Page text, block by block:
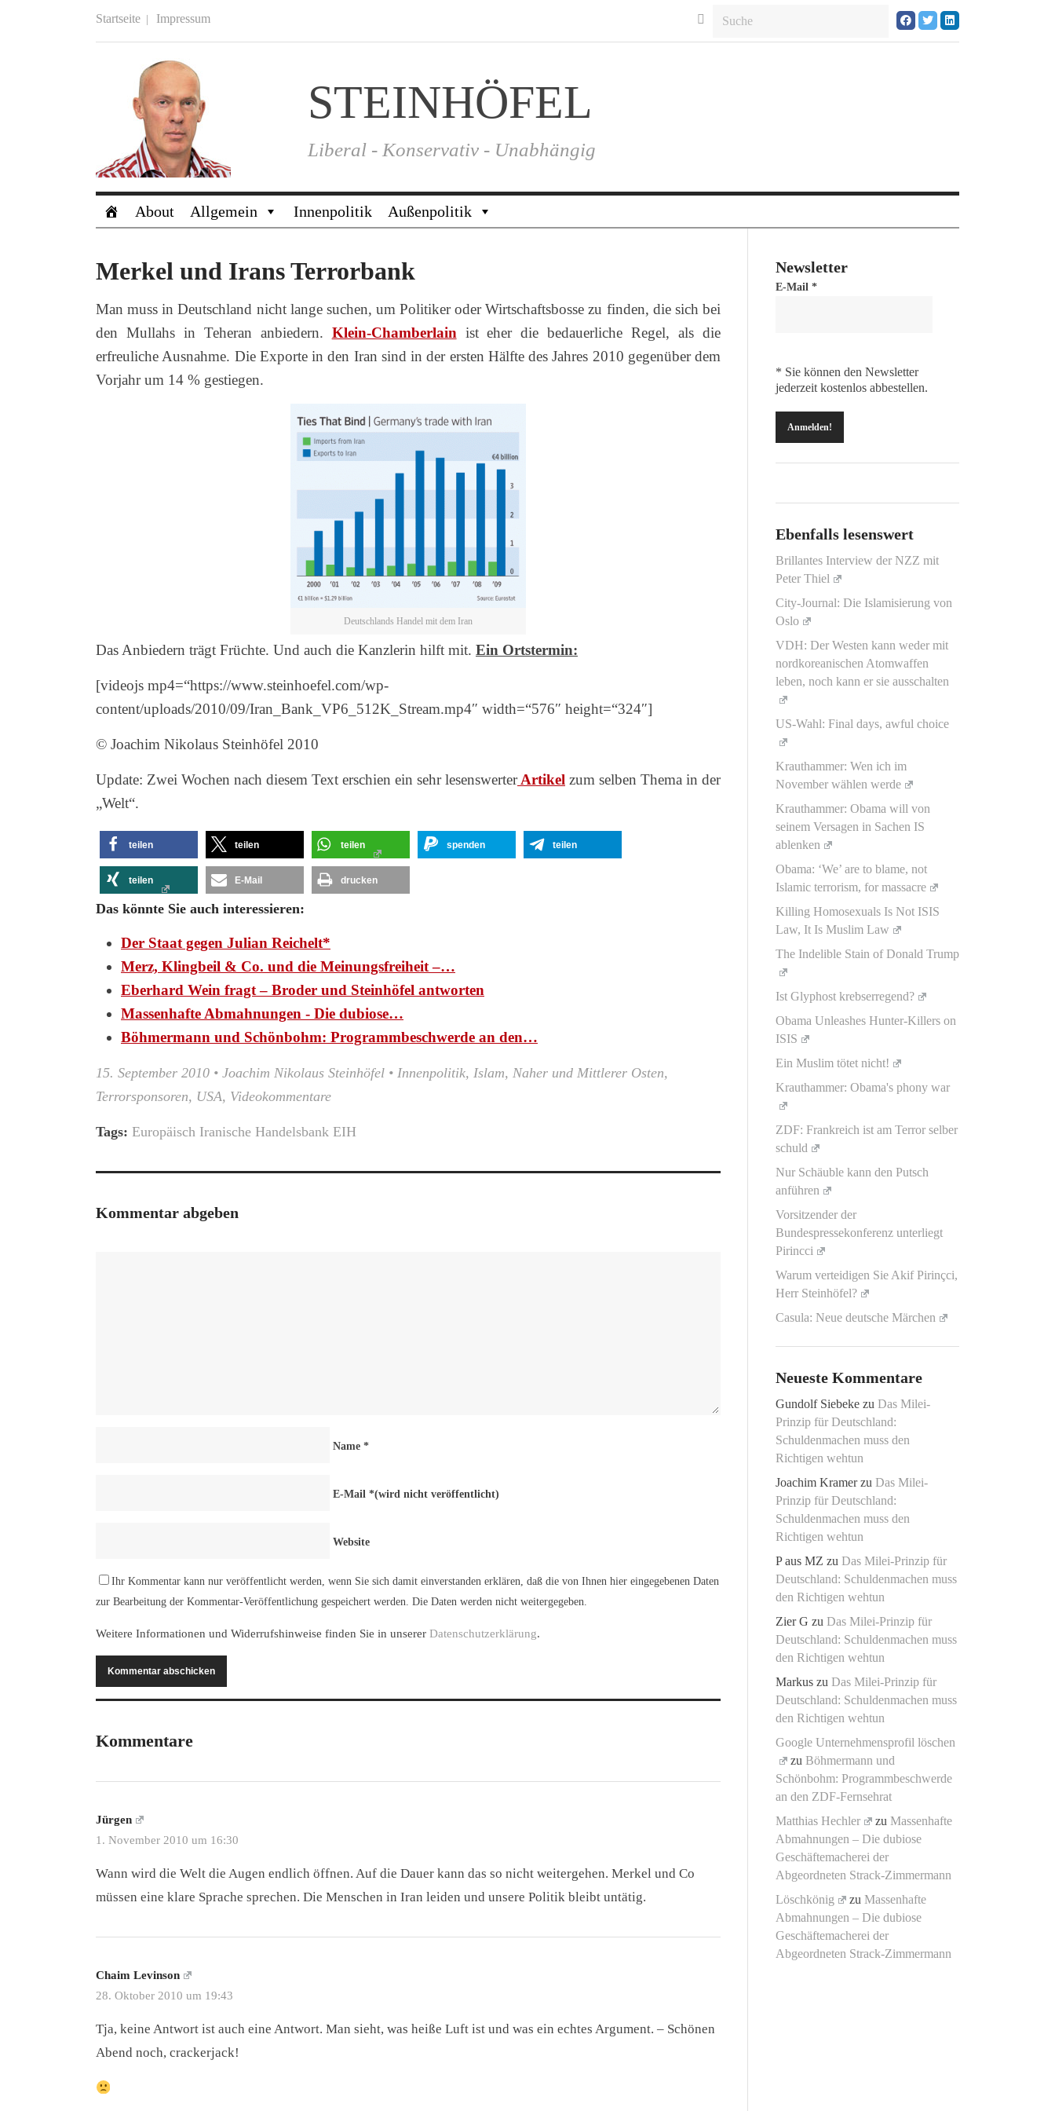
Startseite Impressum
STEINHÖFEL
Liberal - Konservativ - Unabhängig
About Allgemein Innenpolitik Außenpolitik
Merkel und Irans Terrorbank
Man muss in Deutschland nicht lange suchen, um Politiker oder Wirtschaftsbosse zu finden, die sich bei
den Mullahs in Teheran anbiedern. Klein-Chamberlain ist eher die bedauerliche Regel, als die
erfreuliche Ausnahme. Die Exporte in den Iran sind in der ersten Hälfte des Jahres 2010 gegenüber dem
Vorjahr um 14 % gestiegen.
Deutschlands Handel mit dem Iran
Das Anbiedern trägt Früchte. Und auch die Kanzlerin hilft mit. Ein Ortstermin:
[videojs mp4=“https://www.steinhoefel.com/wp-
content/uploads/2010/09/Iran_Bank_VP6_512K_Stream.mp4″ width=“576″ height=“324″]
© Joachim Nikolaus Steinhöfel 2010
Update: Zwei Wochen nach diesem Text erschien ein sehr lesenswerterArtikel zum selben Thema in der
„Welt“.
teilen teilen teilen spenden teilen
teilen E-Mail drucken
Das könnte Sie auch interessieren:
Der Staat gegen Julian Reichelt*
Merz, Klingbeil & Co. und die Meinungsfreiheit –…
Eberhard Wein fragt – Broder und Steinhöfel antworten
Massenhafte Abmahnungen - Die dubiose…
Böhmermann und Schönbohm: Programmbeschwerde an den…
15. September 2010 • Joachim Nikolaus Steinhöfel • Innenpolitik, Islam, Naher und Mittlerer Osten,
Terrorsponsoren, USA, Videokommentare
Tags: Europäisch Iranische Handelsbank EIH
Kommentar abgeben
Name *
E-Mail *(wird nicht veröffentlicht)
Website
Ihr Kommentar kann nur veröffentlicht werden, wenn Sie sich damit einverstanden erklären, daß die von Ihnen hier eingegebenen Daten
zur Bearbeitung der Kommentar-Veröffentlichung gespeichert werden. Die Daten werden nicht weitergegeben.
Weitere Informationen und Widerrufshinweise finden Sie in unserer Datenschutzerklärung.
Kommentare
Jürgen
1. November 2010 um 16:30
Wann wird die Welt die Augen endlich öffnen. Auf die Dauer kann das so nicht weitergehen. Merkel und Co
müssen eine klare Sprache sprechen. Die Menschen in Iran leiden und unsere Politik bleibt untätig.
Chaim Levinson
28. Oktober 2010 um 19:43
Tja, keine Antwort ist auch eine Antwort. Man sieht, was heiße Luft ist und was ein echtes Argument. – Schönen
Abend noch, crackerjack!
Newsletter
E-Mail *
* Sie können den Newsletter
jederzeit kostenlos abbestellen.
Ebenfalls lesenswert
Brillantes Interview der NZZ mit
Peter Thiel
City-Journal: Die Islamisierung von
Oslo
VDH: Der Westen kann weder mit
nordkoreanischen Atomwaffen
leben, noch kann er sie ausschalten
US-Wahl: Final days, awful choice
Krauthammer: Wen ich im
November wählen werde
Krauthammer: Obama will von
seinem Versagen in Sachen IS
ablenken
Obama: ‘We’ are to blame, not
Islamic terrorism, for massacre
Killing Homosexuals Is Not ISIS
Law, It Is Muslim Law
The Indelible Stain of Donald Trump
Ist Glyphost krebserregend?
Obama Unleashes Hunter-Killers on
ISIS
Ein Muslim tötet nicht!
Krauthammer: Obama's phony war
ZDF: Frankreich ist am Terror selber
schuld
Nur Schäuble kann den Putsch
anführen
Vorsitzender der
Bundespressekonferenz unterliegt
Pirincci
Warum verteidigen Sie Akif Pirinçci,
Herr Steinhöfel?
Casula: Neue deutsche Märchen
Neueste Kommentare
Gundolf Siebeke zu Das Milei-
Prinzip für Deutschland:
Schuldenmachen muss den
Richtigen wehtun
Joachim Kramerzu Das Milei-
Prinzip für Deutschland:
Schuldenmachen muss den
Richtigen wehtun
P aus MZ zu Das Milei-Prinzip für
Deutschland: Schuldenmachen muss
den Richtigen wehtun
Zier G zu Das Milei-Prinzip für
Deutschland: Schuldenmachen muss
den Richtigen wehtun
Markus zu Das Milei-Prinzip für
Deutschland: Schuldenmachen muss
den Richtigen wehtun
Google Unternehmensprofil löschen
zu Böhmermann und
Schönbohm: Programmbeschwerde
an den ZDF-Fernsehrat
Matthias Hechler
zu Massenhafte
Abmahnungen – Die dubiose
Geschäftemacherei der
Abgeordneten Strack-Zimmermann
Löschkönig
zu Massenhafte
Abmahnungen – Die dubiose
Geschäftemacherei der
Abgeordneten Strack-Zimmermann